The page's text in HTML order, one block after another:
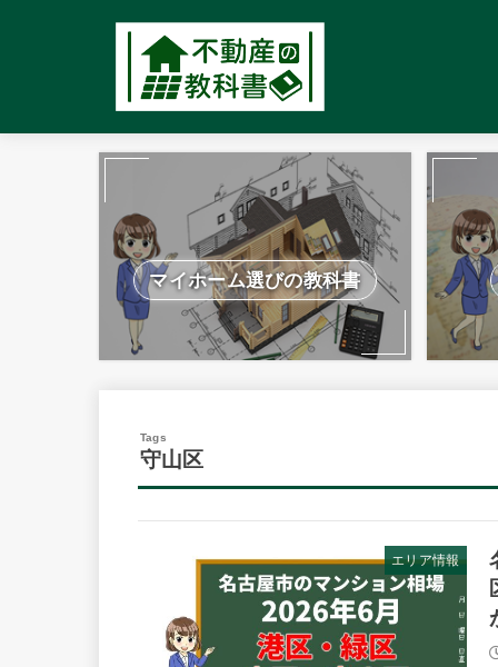
マイホーム選びの教科書
守山区
エリア情報